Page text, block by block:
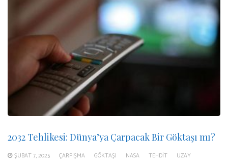
2032 Tehlikesi: Dünya’ya Çarpacak Bir Göktaşı mı?
ŞUBAT 7, 2025 ÇARPIŞMA GÖKTAŞI NASA TEHDIT UZAY